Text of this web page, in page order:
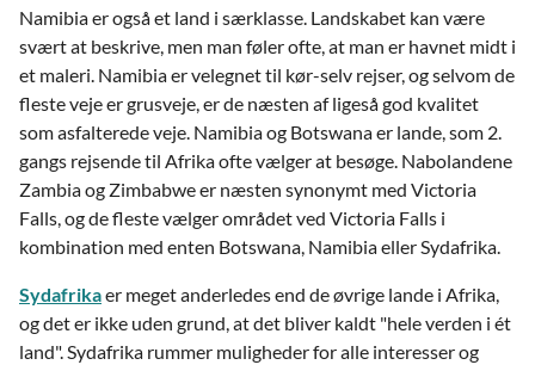
Namibia er også et land i særklasse. Landskabet kan være
svært at beskrive, men man føler ofte, at man er havnet midt i
et maleri. Namibia er velegnet til kør-selv rejser, og selvom de
fleste veje er grusveje, er de næsten af ligeså god kvalitet
som asfalterede veje. Namibia og Botswana er lande, som 2.
gangs rejsende til Afrika ofte vælger at besøge. Nabolandene
Zambia og Zimbabwe er næsten synonymt med Victoria
Falls, og de fleste vælger området ved Victoria Falls i
kombination med enten Botswana, Namibia eller Sydafrika.
Sydafrikaer meget anderledes end de øvrige lande i Afrika,
og det er ikke uden grund, at det bliver kaldt "hele verden i ét
land". Sydafrika rummer muligheder for alle interesser og